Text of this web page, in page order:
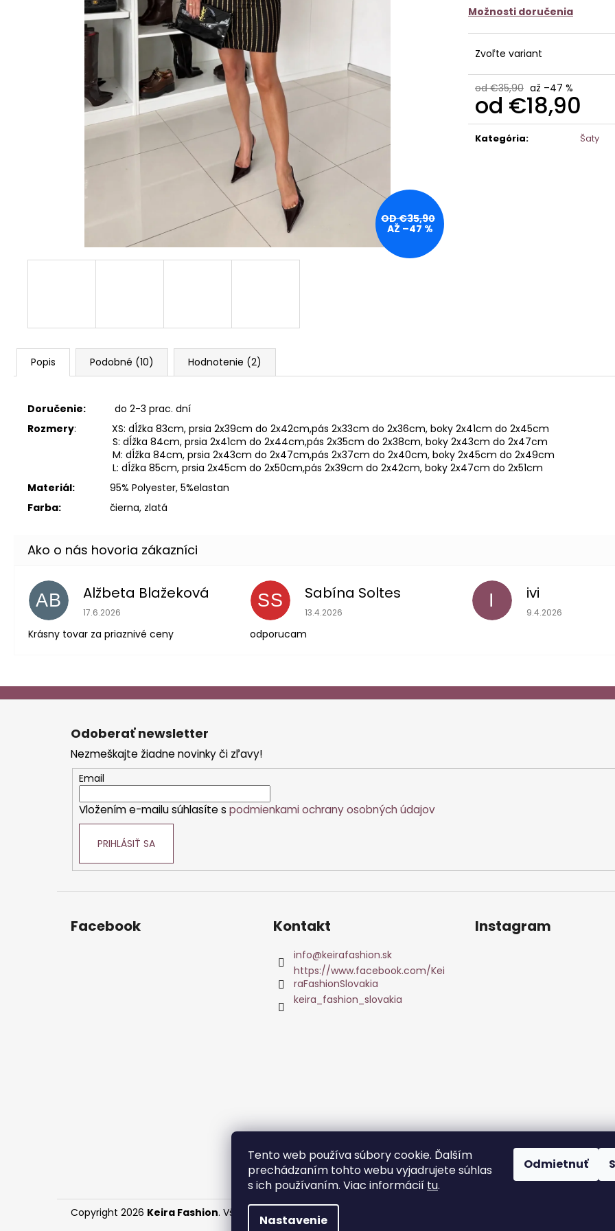
Tento web používa súbory cookie. Ďalším
prechádzaním tohto webu vyjadrujete súhlas
s ich používaním. Viac informácií tu.
Nastavenie
Odmietnuť
Možnosti doručenia
Zvoľte variant
od €35,90 až –47 %
od €18,90
Jednotková
cena:
Kategória: Šaty
OD €35,90
AŽ –47 %
Popis Podobné (10) Hodnotenie (2)
Doručenie: do 2-3 prac. dní
Rozmery: XS: dĺžka 83cm, prsia 2x39cm do 2x42cm,pás 2x33cm do 2x36cm, boky 2x41cm do 2x45cm
S: dĺžka 84cm, prsia 2x41cm do 2x44cm,pás 2x35cm do 2x38cm, boky 2x43cm do 2x47cm
M: dĺžka 84cm, prsia 2x43cm do 2x47cm,pás 2x37cm do 2x40cm, boky 2x45cm do 2x49cm
L: dĺžka 85cm, prsia 2x45cm do 2x50cm,pás 2x39cm do 2x42cm, boky 2x47cm do 2x51cm
Materiál:
95% Polyester, 5%elastan
Farba:
čierna, zlatá
AB Alžbeta Blažeková
Hodnotenie obchodu je 5 z 5 hviezdičiek.
17.6.2026
Krásny tovar za priaznivé ceny
SS Sabína Soltes
Hodnotenie obchodu je 5 z 5 hviezdičiek.
13.4.2026
odporucam
I ivi
Hodnotenie
9.4.2026
Z
Odoberať newsletter
Nezmeškajte žiadne novinky či zľavy!
Email
Vložením e-mailu súhlasíte s podmienkami ochrany osobných údajov
PRIHLÁSIŤ SA
Facebook Kontakt
info@keirafashion.sk
https://www.facebook.com/Kei
raFashionSlovakia
keira_fashion_slovakia
Instagram
Copyright 2026 Keira Fashion. Všetky práva vyhradené.